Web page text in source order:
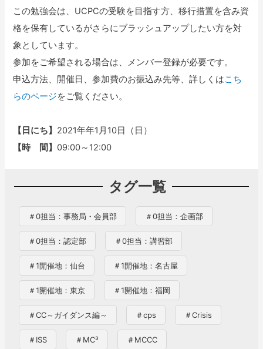
この勉強会は、UCPCの受験を目指す方、移行措置を含み資
格を保有しているがさらにブラッシュアップしたい方を対
象としています。
参加をご希望される場合は、メンバー登録が必要です。
申込方法、開催日、参加費のお振込み先等、詳しくはこち
らのページをご覧ください。
【日にち】 2021年年1月10日（日）
【時 間】 09:00～12:00
タグ一覧
＃0担当：事務局・会員部 ＃0担当：企画部
＃0担当：認定部 ＃0担当：講習部
＃1開催地：仙台 ＃1開催地：名古屋
＃1開催地：東京 ＃1開催地：福岡
＃CC～ガイダンス編～ ＃cps ＃Crisis
＃ISS ＃MC³ ＃MCCC